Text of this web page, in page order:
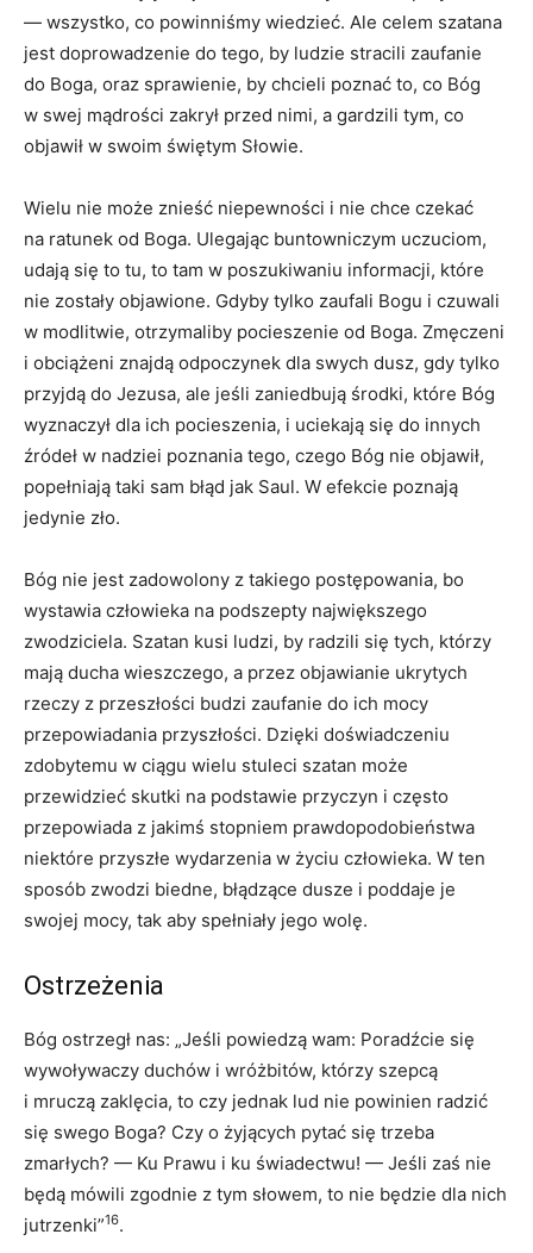
— wszystko, co powinniśmy wiedzieć. Ale celem szatana
jest doprowadzenie do tego, by ludzie stracili zaufanie
do Boga, oraz sprawienie, by chcieli poznać to, co Bóg
w swej mądrości zakrył przed nimi, a gardzili tym, co
objawił w swoim świętym Słowie.
Wielu nie może znieść niepewności i nie chce czekać
na ratunek od Boga. Ulegając buntowniczym uczuciom,
udają się to tu, to tam w poszukiwaniu informacji, które
nie zostały objawione. Gdyby tylko zaufali Bogu i czuwali
w modlitwie, otrzymaliby pocieszenie od Boga. Zmęczeni
i obciążeni znajdą odpoczynek dla swych dusz, gdy tylko
przyjdą do Jezusa, ale jeśli zaniedbują środki, które Bóg
wyznaczył dla ich pocieszenia, i uciekają się do innych
źródeł w nadziei poznania tego, czego Bóg nie objawił,
popełniają taki sam błąd jak Saul. W efekcie poznają
jedynie zło.
Bóg nie jest zadowolony z takiego postępowania, bo
wystawia człowieka na podszepty największego
zwodziciela. Szatan kusi ludzi, by radzili się tych, którzy
mają ducha wieszczego, a przez objawianie ukrytych
rzeczy z przeszłości budzi zaufanie do ich mocy
przepowiadania przyszłości. Dzięki doświadczeniu
zdobytemu w ciągu wielu stuleci szatan może
przewidzieć skutki na podstawie przyczyn i często
przepowiada z jakimś stopniem prawdopodobieństwa
niektóre przyszłe wydarzenia w życiu człowieka. W ten
sposób zwodzi biedne, błądzące dusze i poddaje je
swojej mocy, tak aby spełniały jego wolę.
Ostrzeżenia
Bóg ostrzegł nas: „Jeśli powiedzą wam: Poradźcie się
wywoływaczy duchów i wróżbitów, którzy szepcą
i mruczą zaklęcia, to czy jednak lud nie powinien radzić
się swego Boga? Czy o żyjących pytać się trzeba
zmarłych? — Ku Prawu i ku świadectwu! — Jeśli zaś nie
będą mówili zgodnie z tym słowem, to nie będzie dla nich
jutrzenki”16.